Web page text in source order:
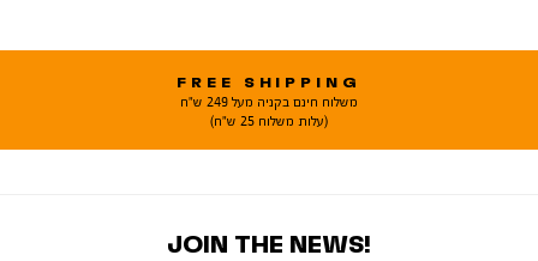
FREE SHIPPING
משלוח חינם בקניה מעל 249 ש"ח
(עלות משלוח 25 ש"ח)
JOIN THE NEWS!